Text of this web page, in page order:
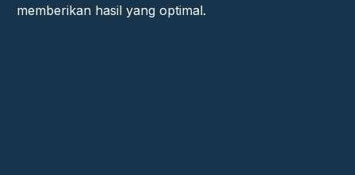
memberikan hasil yang optimal.